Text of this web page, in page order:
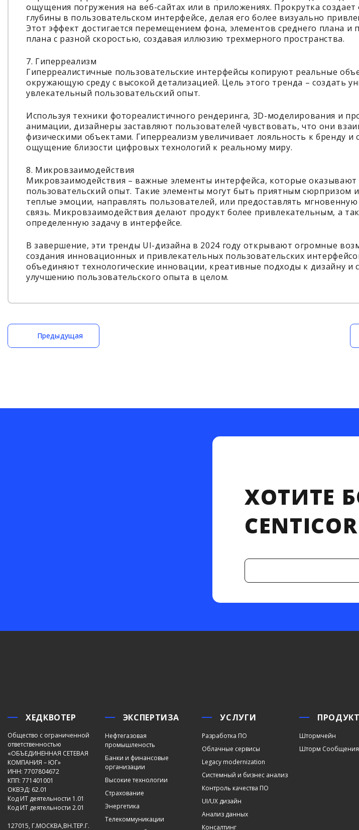
ощущения погружения на веб-сайтах или в приложениях. Прокрутка
глубины в пользовательском интерфейсе, делая его более визуально
Этот эффект достигается перемещением фона, элементов среднего плана и
плана с разной скоростью, создавая иллюзию трехмерного пространства.
7. Гиперреализм
Гиперреалистичные пользовательские интерфейсы копируют реальные
окружающую среду с высокой детализацией. Цель этого тренда – создать
увлекательный пользовательский опыт.
Используя техники фотореалистичного рендеринга, 3D-моделирования и
анимации, дизайнеры заставляют пользователей чувствовать, что они
физическими объектами. Гиперреализм увеличивает лояльность к бренду и
ощущение близости цифровых технологий к реальному миру.
8. Микровзаимодействия
Микровзаимодействия – важные элементы интерфейса, которые оказывают
пользовательский опыт. Такие элементы могут быть приятным сюрпризом
теплые эмоции, направлять пользователей, или предоставлять
связь. Микровзаимодействия делают продукт более привлекательным, а
определенную задачу в интерфейсе.
В завершение, эти тренды UI-дизайна в 2024 году открывают огромные
создания инновационных и привлекательных пользовательских
объединяют технологические инновации, креативные подходы к дизайну и
улучшению пользовательского опыта в целом.
Предыдущая
ХОТИТЕ
ХЕДКВОТЕР
Общество с ограниченной
ответственностью
«ОБЪЕДИНЕННАЯ СЕТЕВАЯ
КОМПАНИЯ – ЮГ»
ИНН: 7707804672
КПП: 771401001
ОКВЭД: 62.01
Код ИТ деятельности 1.01
Код ИТ деятельности 2.01
127015, Г.МОСКВА,ВН.ТЕР.Г.
ЭКСПЕРТИЗА
Нефтегазовая
промышленость
Банки и финансовые
организации
Высокие технологии
Страхование
Энергетика
Телекоммуникации
УСЛУГИ
Разработка ПО
Облачные сервисы
Legacy modernization
Системный и бизнес анализ
Контроль качества ПО
UI/UX дизайн
Анализ данных
Консалтинг
Штормчейн
Шторм Сообщения